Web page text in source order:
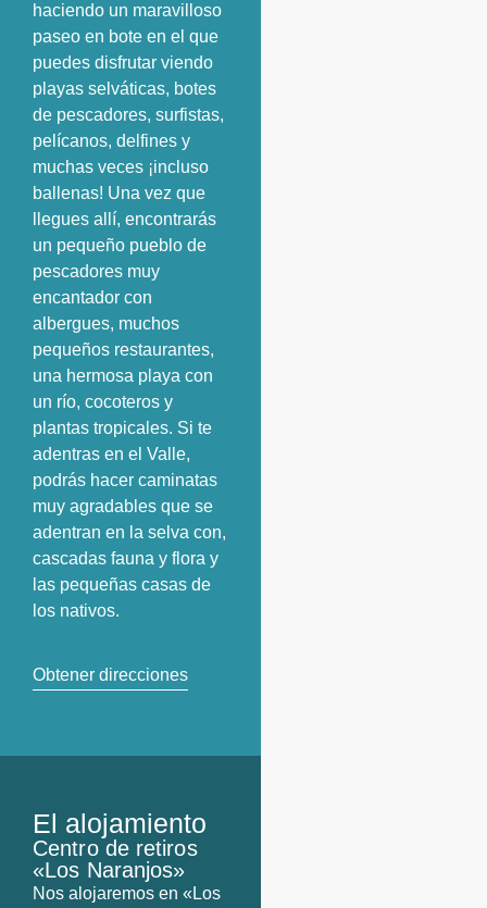
haciendo un maravilloso
paseo en bote en el que
puedes disfrutar viendo
playas selváticas, botes
de pescadores, surfistas,
pelícanos, delfines y
muchas veces ¡incluso
ballenas! Una vez que
llegues allí, encontrarás
un pequeño pueblo de
pescadores muy
encantador con
albergues, muchos
pequeños restaurantes,
una hermosa playa con
un río, cocoteros y
plantas tropicales. Si te
adentras en el Valle,
podrás hacer caminatas
muy agradables que se
adentran en la selva con,
cascadas fauna y flora y
las pequeñas casas de
los nativos.
Obtener direcciones
El alojamiento
Centro de retiros
«Los Naranjos»
Nos alojaremos en «Los